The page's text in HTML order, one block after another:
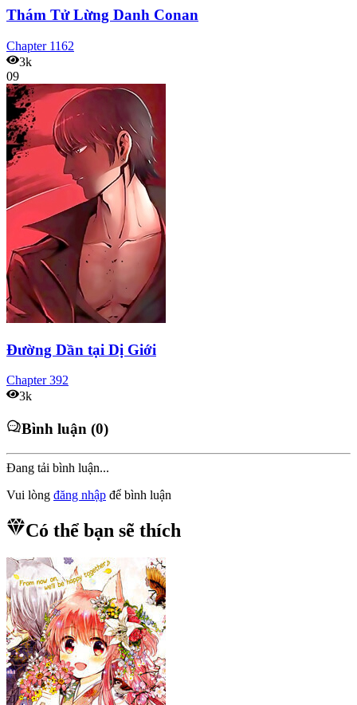
Thám Tử Lừng Danh Conan
Chapter 1162
3k
09
Đường Dần tại Dị Giới
Chapter392
3k
Bình luận (0)
Đang tải bình luận...
Vui lòng đăng nhập để bình luận
Có thể bạn sẽ thích